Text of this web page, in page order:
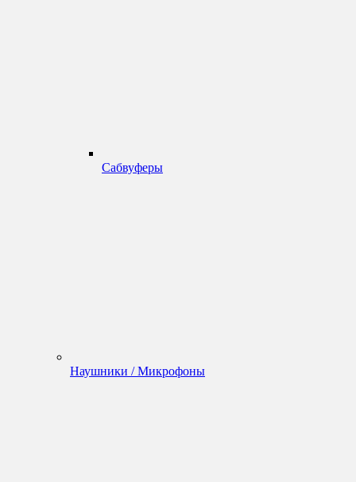
Сабвуферы
Наушники / Микрофоны